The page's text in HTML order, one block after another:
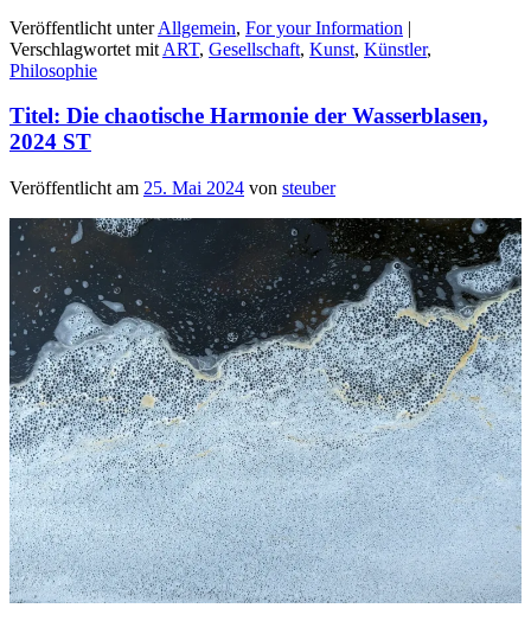
Veröffentlicht unter Allgemein, For your Information |
Verschlagwortet mit ART, Gesellschaft, Kunst, Künstler,
Philosophie
Titel: Die chaotische Harmonie der Wasserblasen,
2024 ST
Veröffentlicht am 25. Mai 2024 von steuber